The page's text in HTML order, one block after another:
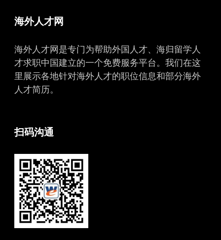
海外人才网
海外人才网是专门为帮助外国人才、海归留学人
才求职中国建立的一个免费服务平台。我们在这
里展示各地针对海外人才的职位信息和部分海外
人才简历。
扫码沟通